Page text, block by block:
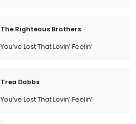
The Righteous Brothers
You’ve Lost That Lovin’ Feelin’
Trea Dobbs
You’ve Lost That Lovin’ Feelin’